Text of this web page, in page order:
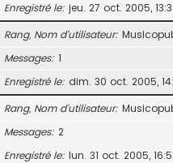
Enregistré le jeu. 27 oct. 2005,
Rang, Nom d’utilisateur
Messages 1
Enregistré le dim. 30 oct. 2005,
Rang, Nom d’utilisateur
Messages 2
Enregistré le lun. 31 oct. 2005,